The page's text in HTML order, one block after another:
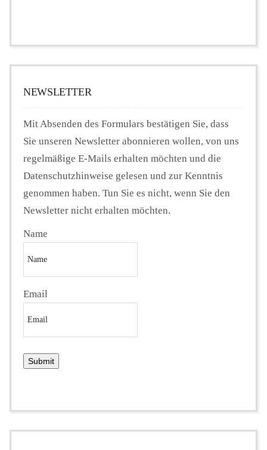
NEWSLETTER
Mit Absenden des Formulars bestätigen Sie, dass
Sie unseren Newsletter abonnieren wollen, von uns
regelmäßige E-Mails erhalten möchten und die
Datenschutzhinweise gelesen und zur Kenntnis
genommen haben. Tun Sie es nicht, wenn Sie den
Newsletter nicht erhalten möchten.
Name
Email